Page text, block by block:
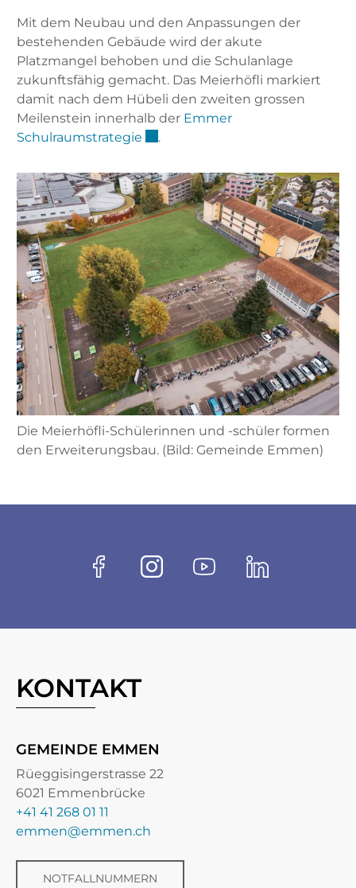
Mit dem Neubau und den Anpassungen der
bestehenden Gebäude wird der akute
Platzmangel behoben und die Schulanlage
zukunftsfähig gemacht. Das Meierhöfli markiert
damit nach dem Hübeli den zweiten grossen
Meilenstein innerhalb der Emmer
Schulraumstrategie Externer Link wird in einem
.
Die Meierhöfli-Schülerinnen und -schüler formen
den Erweiterungsbau. (Bild: Gemeinde Emmen)
Socials
FacebookInstagramYoutubeLinkedin
KONTAKT
GEMEINDE EMMEN
Rüeggisingerstrasse 22
6021 Emmenbrücke
+41 41 268 01 11
emmen@emmen.ch
NOTFALLNUMMERN